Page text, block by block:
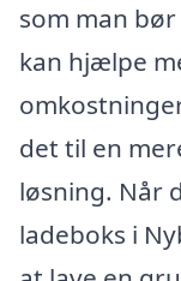
som man
kan hjælpe
det til en
løsning. Når
ladeboks i